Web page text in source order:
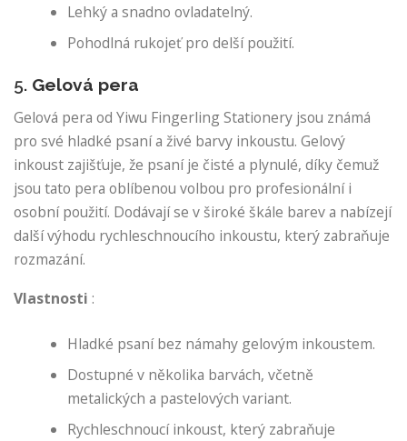
Lehký a snadno ovladatelný.
Pohodlná rukojeť pro delší použití.
5. Gelová pera
Gelová pera od Yiwu Fingerling Stationery jsou známá
pro své hladké psaní a živé barvy inkoustu. Gelový
inkoust zajišťuje, že psaní je čisté a plynulé, díky čemuž
jsou tato pera oblíbenou volbou pro profesionální i
osobní použití. Dodávají se v široké škále barev a nabízejí
další výhodu rychleschnoucího inkoustu, který zabraňuje
rozmazání.
Vlastnosti :
Hladké psaní bez námahy gelovým inkoustem.
Dostupné v několika barvách, včetně
metalických a pastelových variant.
Rychleschnoucí inkoust, který zabraňuje